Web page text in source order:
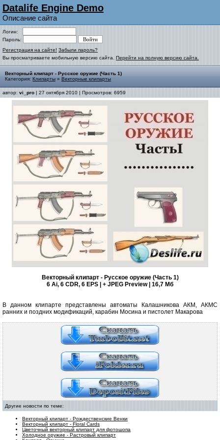
Datalife Engine Demo
Описание сайта
Логин:
Пароль:
Регистрация на сайте! Забыли пароль?
Вы просматриваете мобильную версию сайта. Перейти на полную версию сайта.
Векторный клипарт - Русское оружие (Часть 1)
Категория: Клипарты » Векторные клипарты
автор: vi_pro | 27 октября 2010 | Просмотров: 6959
Векторный клипарт - Русское оружие (Часть 1)
6 Ai, 6 CDR, 6 EPS | + JPEG Preview | 16,7 Мб
В данном клипарте представлены автоматы Калашникова АКМ, АКМС
ранних и поздних модификаций, карабин Мосина и пистолет Макарова
Другие новости по теме:
Векторный клипарт - Рождественские Венки
Векторный клипарт - Floral Cards
Цветочный векторный клипарт для фотошопа
Холодное оружие - Растровый клипарт